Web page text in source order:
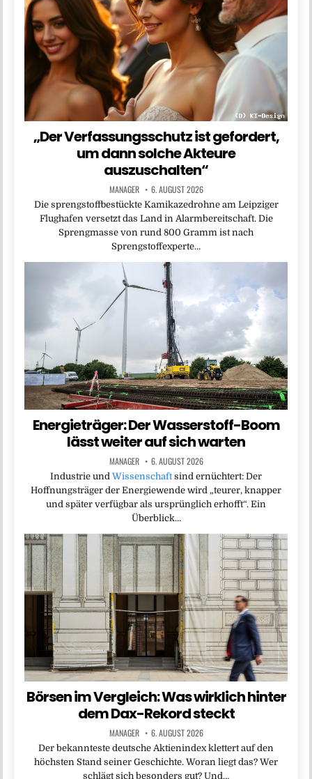
„Der Verfassungsschutz ist gefordert,
um dann solche Akteure
auszuschalten“
MANAGER 6. AUGUST 2026
Die sprengstoffbestückte Kamikazedrohne am Leipziger
Flughafen versetzt das Land in Alarmbereitschaft. Die
Sprengmasse von rund 800 Gramm ist nach
Sprengstoffexperte…
Energieträger: Der Wasserstoff-Boom
lässt weiter auf sich warten
MANAGER 6. AUGUST 2026
Industrie und Wissenschaftsind ernüchtert: Der
Hoffnungsträger der Energiewende wird „teurer, knapper
und später verfügbar als ursprünglich erhofft“. Ein
Überblick…
Börsen im Vergleich: Was wirklich hinter
dem Dax-Rekord steckt
MANAGER 6. AUGUST 2026
Der bekannteste deutsche Aktienindex klettert auf den
höchsten Stand seiner Geschichte. Woran liegt das? Wer
schlägt sich besonders gut? Und…